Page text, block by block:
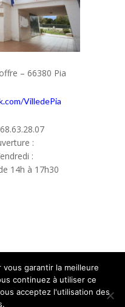
– 66380 Pia
VilledePia
:
:
14h à 17h30
2026
garantir la meilleure
continuez à utiliser ce
acceptez l'utilisation des